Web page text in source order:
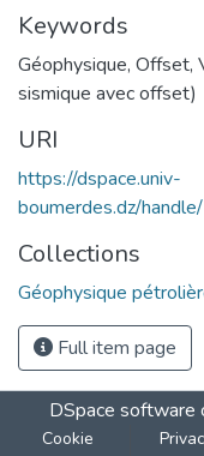
Keywords
Géophysique, Offset,
sismique avec offset)
URI
https://dspace.univ-
boumerdes.dz/
Collections
Géophysique
Full item page
DSpace software
Cookie